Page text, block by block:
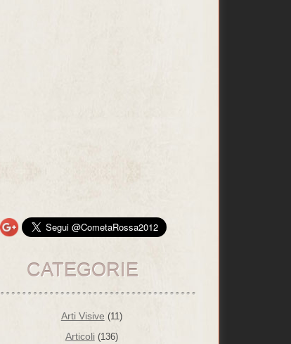
CATEGORIE
Arti Visive (11)
Articoli(136)